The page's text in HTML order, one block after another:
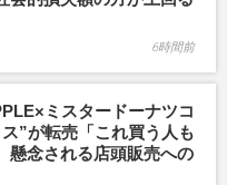
6時間前
ミスタードーナツコ
”が転売「これ買う人も
懸念される店頭販売への